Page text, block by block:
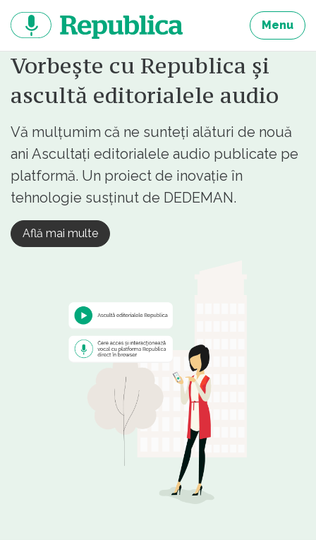
continut
Menu
Vorbește cu Republica și
ascultă editorialele audio
Vă mulțumim că ne sunteți alături de nouă
ani Ascultați editorialele audio publicate pe
platformă. Un proiect de inovație în
tehnologie susținut de DEDEMAN.
Află mai multe